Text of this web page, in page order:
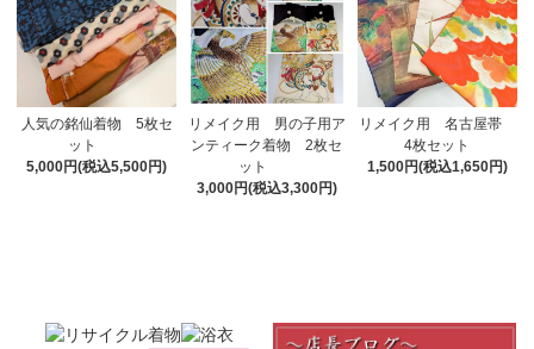
人気の銘仙着物 5枚セ
ット
5,000円(税込5,500円)
リメイク用 男の子用ア
ンティーク着物 2枚セ
ット
3,000円(税込3,300円)
リメイク用 名古屋帯
4枚セット
1,500円(税込1,650円)